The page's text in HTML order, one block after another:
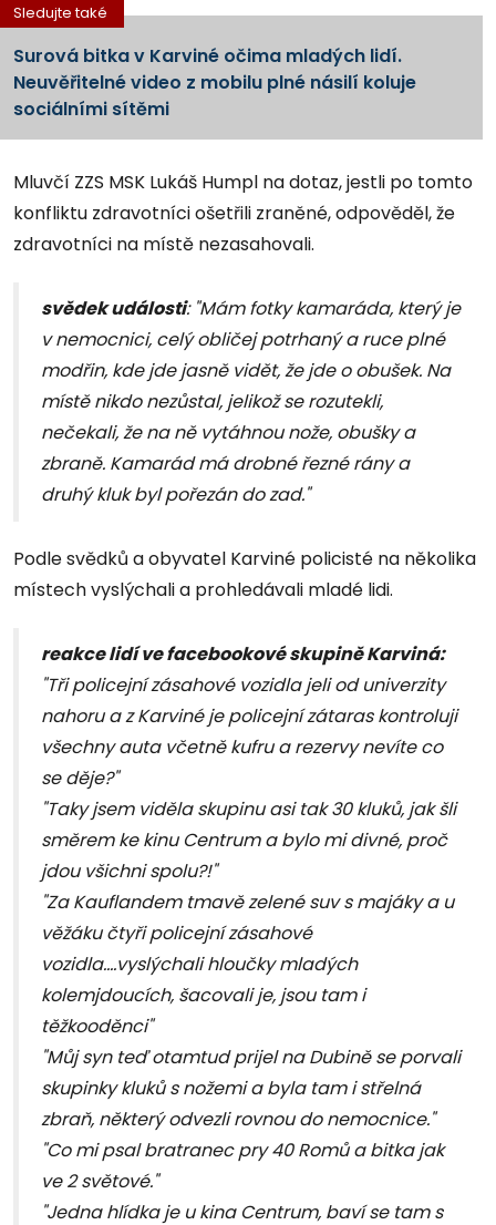
Sledujte také
Surová bitka v Karviné očima mladých lidí.
Neuvěřitelné video z mobilu plné násilí koluje
sociálními sítěmi
Mluvčí ZZS MSK Lukáš Humpl na dotaz, jestli po tomto
konfliktu zdravotníci ošetřili zraněné, odpověděl, že
zdravotníci na místě nezasahovali.
svědek události: "Mám fotky kamaráda, který je
v nemocnici, celý obličej potrhaný a ruce plné
modřin, kde jde jasně vidět, že jde o obušek. Na
místě nikdo nezůstal, jelikož se rozutekli,
nečekali, že na ně vytáhnou nože, obušky a
zbraně. Kamarád má drobné řezné rány a
druhý kluk byl pořezán do zad."
Podle svědků a obyvatel Karviné policisté na několika
místech vyslýchali a prohledávali mladé lidi.
reakce lidí ve facebookové skupině Karviná:
"Tři policejní zásahové vozidla jeli od univerzity
nahoru a z Karviné je policejní zátaras kontroluji
všechny auta včetně kufru a rezervy nevíte co
se děje?"
"Taky jsem viděla skupinu asi tak 30 kluků, jak šli
směrem ke kinu Centrum a bylo mi divné, proč
jdou všichni spolu?!"
"Za Kauflandem tmavě zelené suv s majáky a u
věžáku čtyři policejní zásahové
vozidla....vyslýchali hloučky mladých
kolemjdoucích, šacovali je, jsou tam i
těžkooděnci"
"Můj syn teď otamtud prijel na Dubině se porvali
skupinky kluků s nožemi a byla tam i střelná
zbraň, některý odvezli rovnou do nemocnice."
"Co mi psal bratranec pry 40 Romů a bitka jak
ve 2 světové."
"Jedna hlídka je u kina Centrum, baví se tam s